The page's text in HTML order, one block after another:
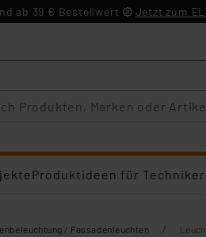
ab 39 € Bestellwert Jetzt zum
Produktideen für Techniker
/ Fassadenleuchten /